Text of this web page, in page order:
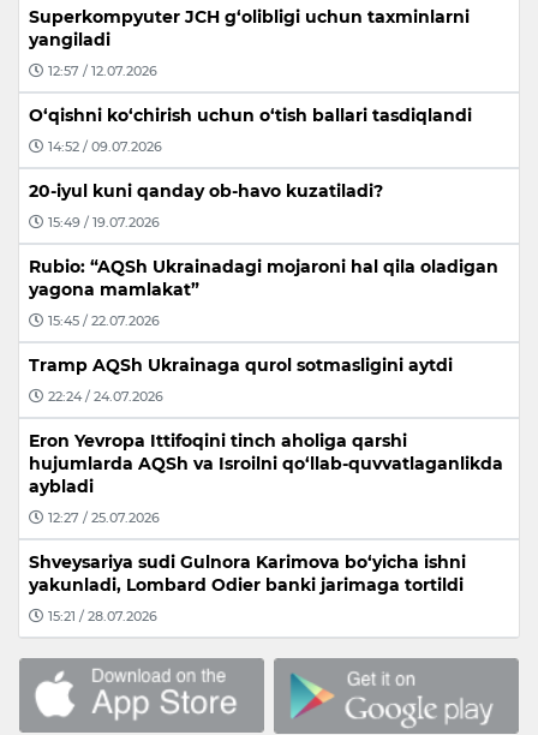
Superkompyuter JCH g‘olibligi uchun taxminlarni
yangiladi
12:57 / 12.07.2026
O‘qishni ko‘chirish uchun o‘tish ballari tasdiqlandi
14:52 / 09.07.2026
20-iyul kuni qanday ob-havo kuzatiladi?
15:49 / 19.07.2026
Rubio: “AQSh Ukrainadagi mojaroni hal qila oladigan
yagona mamlakat”
15:45 / 22.07.2026
Tramp AQSh Ukrainaga qurol sotmasligini aytdi
22:24 / 24.07.2026
Eron Yevropa Ittifoqini tinch aholiga qarshi
hujumlarda AQSh va Isroilni qo‘llab-quvvatlaganlikda
aybladi
12:27 / 25.07.2026
Shveysariya sudi Gulnora Karimova bo‘yicha ishni
yakunladi, Lombard Odier banki jarimaga tortildi
15:21 / 28.07.2026